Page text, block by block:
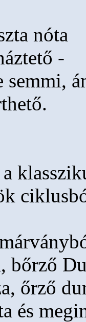
nóta
-
semmi,
bőrző
őrző
és